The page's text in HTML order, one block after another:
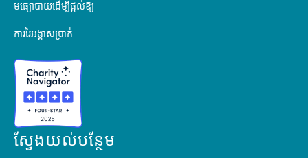
មធ្យោបាយដើម្បីផ្តល់ឱ្យ
ការរៃអង្គាសប្រាក់
ស្វែងយល់បន្ថែម